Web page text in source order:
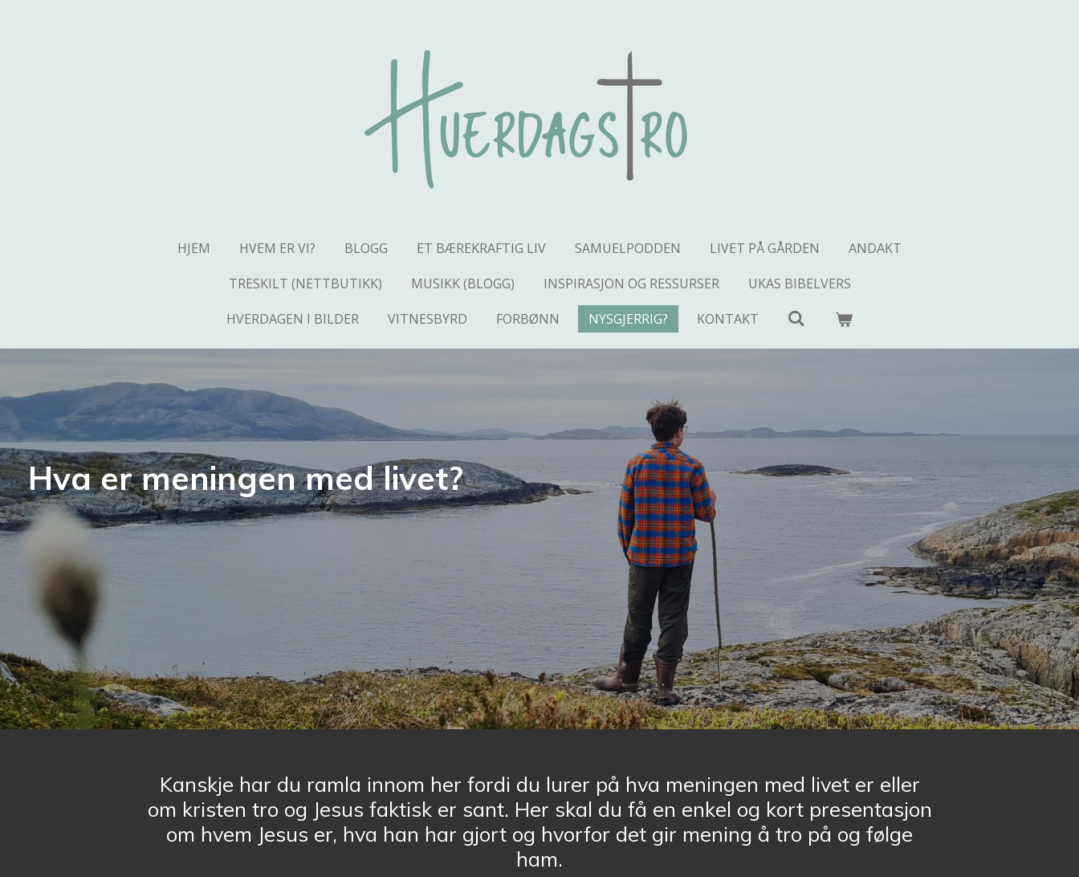
HJEM HVEM ER VI? BLOGG ET BÆREKRAFTIG LIV SAMUELPODDEN LIVET PÅ GÅRDEN
ANDAKT
TRESKILT (NETTBUTIKK)
MUSIKK (BLOGG) INSPIRASJON OG RESSURSER
UKAS BIBELVERS
HVERDAGEN I BILDER
VITNESBYRD FORBØNN NYSGJERRIG? KONTAKT
Hva er meningen med livet?
Kanskje har du ramla innom her fordi du lurer på hva meningen med livet er eller
om kristen tro og Jesus faktisk er sant. Her skal du få en enkel og kort presentasjon
om hvem Jesus er, hva han har gjort og hvorfor det gir mening å tro på og følge
ham.